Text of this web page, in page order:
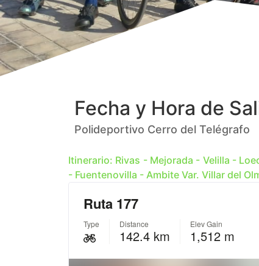
Fecha y Hora de
Polideportivo Cerro del Telégrafo
Itinerario: Rivas - Mejorada - Velilla -
- Fuentenovilla - Ambite Var. Villar del